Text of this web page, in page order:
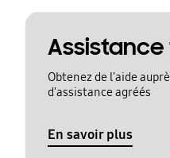
Obtenez de l'aide
d'assistance agréés
En savoir plus